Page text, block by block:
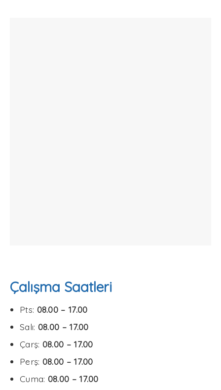
Çalışma Saatleri
Pts: 08.00 – 17.00
Salı: 08.00 – 17.00
Çarş: 08.00 – 17.00
Perş: 08.00 – 17.00
Cuma: 08.00 – 17.00